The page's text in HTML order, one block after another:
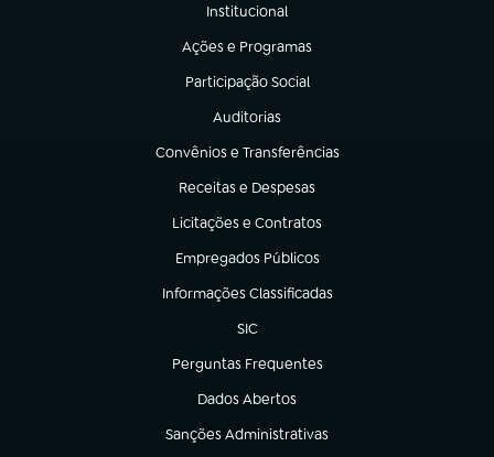
Institucional
(abre em nova aba)
Ações e Programas
(abre em nova aba)
Participação Social
(abre em nova aba)
Auditorias
(abre em nova aba)
Convênios e Transferências
(abre em nova aba)
Receitas e Despesas
(abre em nova aba)
Licitações e Contratos
(abre em nova aba)
Empregados Públicos
(abre em nova aba)
Informações Classificadas
(abre em nova aba)
SIC
(abre em nova aba)
Perguntas Frequentes
(abre em nova aba)
Dados Abertos
(abre em nova aba)
Sanções Administrativas
(abre em nova aba)